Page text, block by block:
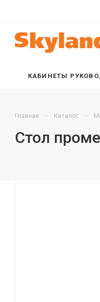
КАБИНЕТЫ
Главная — Каталог —
Стол